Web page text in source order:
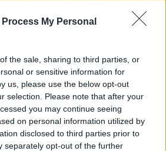
Process My Personal
the sale, sharing to third parties, or
or sensitive information for
us, please use the below opt-out
selection. Please note that after your
you may continue seeing
on personal information utilized by
disclosed to third parties prior to
separately opt-out of the further
7,4
- Σε
μετρά
110
Κίνδυνος για
εξέλιξη πυρκαγιάς
περιοχές την Τρίτη -
Δυναμώνει το μελτέμι
Πέμπτη